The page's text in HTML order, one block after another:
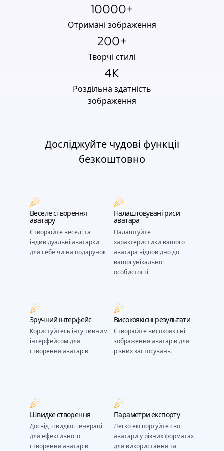
10000+
Отримані зображення
200+
Творчі стилі
4K
Роздільна здатність
зображення
Досліджуйте чудові функції
безкоштовно
Веселе створення
аватару
Створюйте веселі та
індивідуальні аватарки
для себе чи на подарунок.
Налаштовувані риси
аватара
Налаштуйте
характеристики вашого
аватара відповідно до
вашої унікальної
особистості.
Зручний інтерфейс
Користуйтесь інтуїтивним
інтерфейсом для
створення аватарів.
Високоякісні результати
Створюйте високоякісні
зображення аватарів для
різних застосувань.
Швидке створення
Досвід швидкої генерації
для ефективного
створення аватарів.
Параметри експорту
Легко експортуйте свої
аватари у різних форматах
для використання та